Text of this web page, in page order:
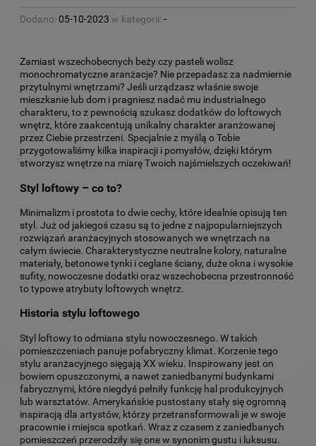
Dodano: 05-10-2023 w kategorii: -
Zamiast wszechobecnych beży czy pasteli wolisz
monochromatyczne aranżacje? Nie przepadasz za nadmiernie
przytulnymi wnętrzami? Jeśli urządzasz właśnie swoje
mieszkanie lub dom i pragniesz nadać mu industrialnego
charakteru, to z pewnością szukasz dodatków do loftowych
wnętrz, które zaakcentują unikalny charakter aranżowanej
przez Ciebie przestrzeni. Specjalnie z myślą o Tobie
przygotowaliśmy kilka inspiracji i pomysłów, dzięki którym
stworzysz wnętrze na miarę Twoich najśmielszych oczekiwań!
Styl loftowy – co to?
Minimalizm i prostota to dwie cechy, które idealnie opisują ten
styl. Już od jakiegoś czasu są to jedne z najpopularniejszych
rozwiązań aranżacyjnych stosowanych we wnętrzach na
całym świecie. Charakterystyczne neutralne kolory, naturalne
materiały, betonowe tynki i ceglane ściany, duże okna i wysokie
sufity, nowoczesne dodatki oraz wszechobecna przestronność
to typowe atrybuty loftowych wnętrz.
Historia stylu loftowego
Styl loftowy to odmiana stylu nowoczesnego. W takich
pomieszczeniach panuje pofabryczny klimat. Korzenie tego
stylu aranżacyjnego sięgają XX wieku. Inspirowany jest on
bowiem opuszczonymi, a nawet zaniedbanymi budynkami
fabrycznymi, które niegdyś pełniły funkcję hal produkcyjnych
lub warsztatów. Amerykańskie pustostany stały się ogromną
inspiracją dla artystów, którzy przetransformowali je w swoje
pracownie i miejsca spotkań. Wraz z czasem z zaniedbanych
pomieszczeń przerodziły się one w synonim gustu i luksusu.